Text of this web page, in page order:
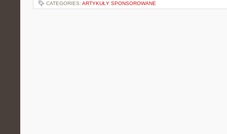
CATEGORIES: ARTYKUŁY SPONSOROWANE